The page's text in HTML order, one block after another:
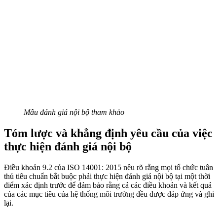
Mẫu đánh giá nội bộ tham khảo
Tóm lược và khẳng định yêu cầu của việc
thực hiện đánh giá nội bộ
Điều khoản 9.2 của ISO 14001: 2015 nêu rõ rằng mọi tổ chức tuân
thủ tiêu chuẩn bắt buộc phải thực hiện đánh giá nội bộ tại một thời
điểm xác định trước để đảm bảo rằng cả các điều khoản và kết quả
của các mục tiêu của hệ thống môi trường đều được đáp ứng và ghi
lại.